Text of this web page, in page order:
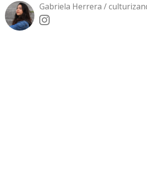
Gabriela Herrera /